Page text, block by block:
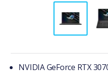
Tuotteesta lyhyesti
NVIDIA GeForce RTX